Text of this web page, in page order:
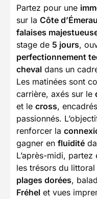
Partez pour une
sur la Côte
falaises
stage de 5 jours,
perfectionnement
cheval dans un
Les matinées sont
carrière, axés sur le
et le cross,
passionnés.
renforcer la
gagner en fluidité
L’après-midi,
les trésors du
plages dorées,
Fréhel et vues